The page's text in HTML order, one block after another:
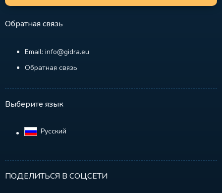
Обратная связь
Email: info@gidra.eu
Обратная связь
Выберите язык
Русский‎
ПОДЕЛИТЬСЯ В СОЦСЕТИ